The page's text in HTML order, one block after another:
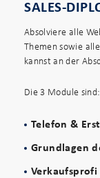
SALES-
Absolviere alle
Themen sowie
kannst an der
Die 3 Module sind:
Telefon &
Grundlagen
Verkaufsprofi